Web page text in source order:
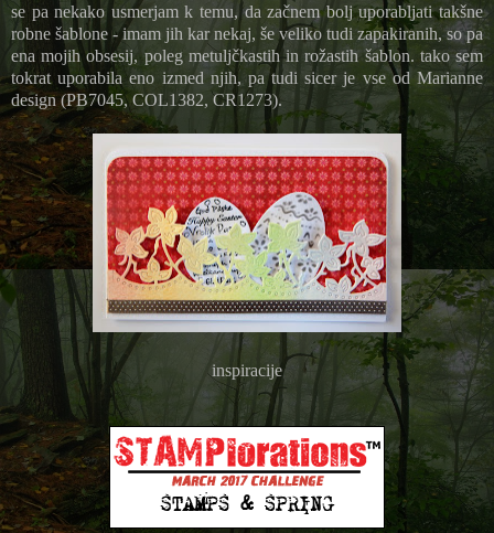
se pa nekako usmerjam k temu, da začnem bolj uporabljati takšne
robne šablone - imam jih kar nekaj, še veliko tudi zapakiranih, so pa
ena mojih obsesij, poleg metuljčkastih in rožastih šablon. tako sem
tokrat uporabila eno izmed njih, pa tudi sicer je vse od Marianne
design (PB7045, COL1382, CR1273).
inspiracije